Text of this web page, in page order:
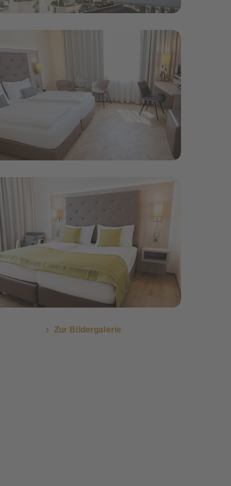
Bildergalerie öffnen
Bildergalerie öffnen
Zur Bildergalerie